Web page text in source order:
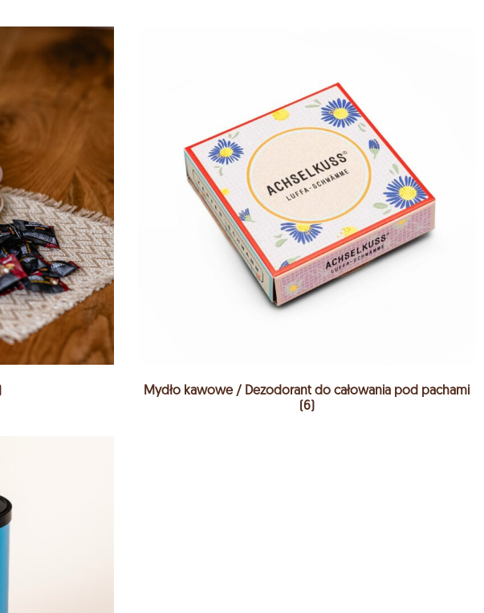
Mydło kawowe / Dezodorant do całowania pod pachami
(6)